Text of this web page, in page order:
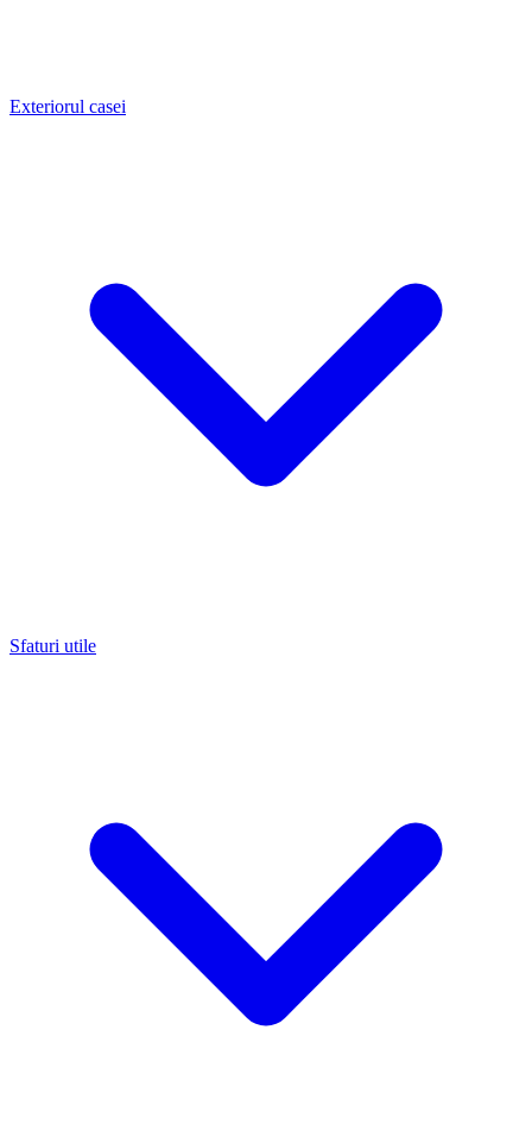
Exteriorul casei
Sfaturi utile